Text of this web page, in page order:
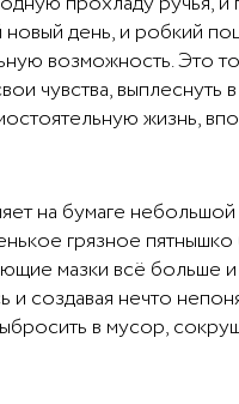
день, и робкий
возможность. Это
чувства,
жизнь,
на бумаге
грязное пятнышко
мазки всё больше
и создавая нечто
в мусор,